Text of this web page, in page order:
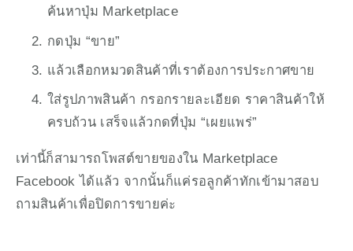
ค้นหาปุ่ม Marketplace
กดปุ่ม “ขาย”
แล้วเลือกหมวดสินค้าที่เราต้องการประกาศขาย
ใส่รูปภาพสินค้า กรอกรายละเอียด ราคาสินค้าให้
ครบถ้วน เสร็จแล้วกดที่ปุ่ม “เผยแพร่”
เท่านี้ก็สามารถโพสต์ขายของใน Marketplace
Facebook ได้แล้ว จากนั้นก็แค่รอลูกค้าทักเข้ามาสอบ
ถามสินค้าเพื่อปิดการขายค่ะ